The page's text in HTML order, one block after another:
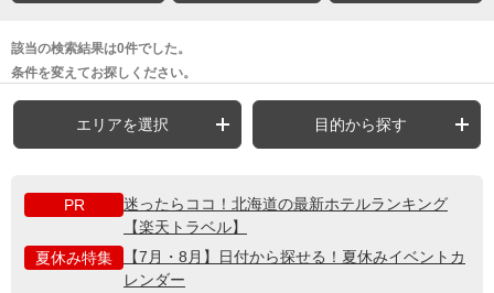
該当の検索結果は0件でした。
条件を変えてお探しください。
エリアを選択 目的から探す
PR
迷ったらココ！北海道の最新ホテルランキング
【楽天トラベル】
夏休み特集
【7月・8月】日付から探せる！夏休みイベントカ
レンダー